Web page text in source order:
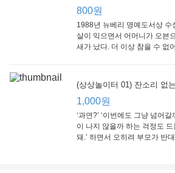
큰솔(토토북)
800원
1988년 뉴베리 명예도서상 수
살이 익으면서 어머니가 오븐
새가 났다. 더 이상 참을 수 없
(상상놀이터 01) 잔소리 없
1,000원
‘과연?’ ‘이번에도 그냥 넘어
이 나지 않을까 하는 걱정도
돼.’ 하면서 오히려 부모가 반